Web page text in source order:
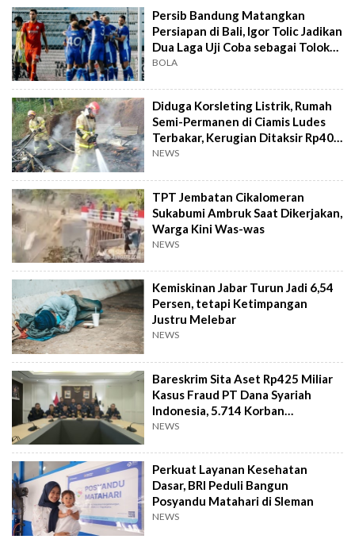
Persib Bandung Matangkan
Persiapan di Bali, Igor Tolic Jadikan
Dua Laga Uji Coba sebagai Tolok
Ukur
BOLA
Diduga Korsleting Listrik, Rumah
Semi-Permanen di Ciamis Ludes
Terbakar, Kerugian Ditaksir Rp40
Juta
NEWS
TPT Jembatan Cikalomeran
Sukabumi Ambruk Saat Dikerjakan,
Warga Kini Was-was
NEWS
Kemiskinan Jabar Turun Jadi 6,54
Persen, tetapi Ketimpangan
Justru Melebar
NEWS
Bareskrim Sita Aset Rp425 Miliar
Kasus Fraud PT Dana Syariah
Indonesia, 5.714 Korban
Terverifikasai
NEWS
Perkuat Layanan Kesehatan
Dasar, BRI Peduli Bangun
Posyandu Matahari di Sleman
NEWS